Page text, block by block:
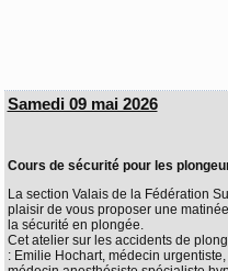
Samedi 09 mai 2026
Cours de sécurité pour les
La section Valais de la Fédération
plaisir de vous proposer une
la sécurité en plongée.
Cet atelier sur les accidents de
: Emilie Hochart, médecin